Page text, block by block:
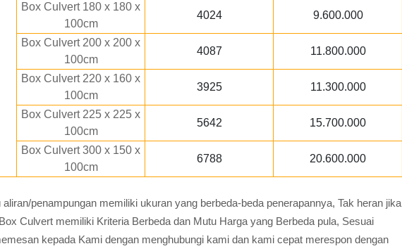
Box Culvert 180 x 180 x
100cm
4024 9.600.000
Box Culvert 200 x 200 x
100cm
4087 11.800.000
Box Culvert 220 x 160 x
100cm
3925 11.300.000
Box Culvert 225 x 225 x
100cm
5642 15.700.000
Box Culvert 300 x 150 x
100cm
6788 20.600.000
penampungan memiliki ukuran yang berbeda-beda penerapannya, Tak heran jika
Culvert memiliki Kriteria Berbeda dan Mutu Harga yang Berbeda pula, Sesuai
kepada Kami dengan menghubungi kami dan kami cepat merespon dengan